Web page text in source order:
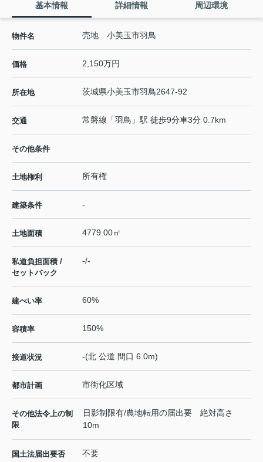
基本情報 詳細情報 周辺環境
物件名 売地 小美玉市羽鳥
価格 2,150万円
所在地 茨城県小美玉市羽鳥2647-92
交通 常磐線 「羽鳥 」駅 徒歩9分車3分 0.7km
その他条件
土地権利 所有権
建築条件 -
土地面積 4779.00㎡
私道負担面積 /
セットバック
-/-
建ぺい率 60%
容積率 150%
接道状況 -(北 公道 間口 6.0m)
都市計画 市街化区域
その他法令上の制
限
日影制限有/農地転用の届出要 絶対高さ
10m
国土法届出要否 不要